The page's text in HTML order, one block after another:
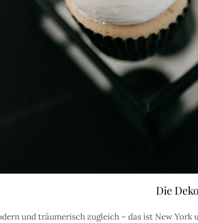
Die Deko
und träumerisch zugleich – das ist New